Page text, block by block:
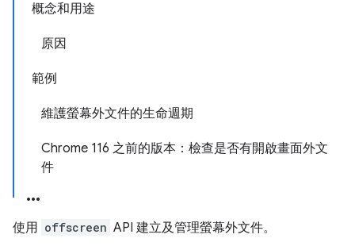
概念和用途
原因
範例
維護螢幕外文件的生命週期
Chrome 116 之前的版本：檢查是否有開啟畫面外文
件
使用 offscreen API 建立及管理螢幕外文件。